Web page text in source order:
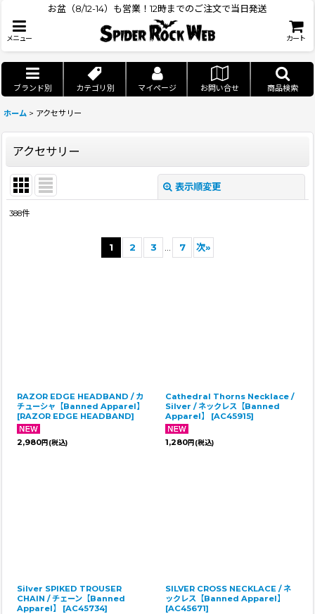
お盆（8/12-14）も営業！12時までのご注文で当日発送
メニュー カート
ブランド別 カテゴリ別 マイページ お問い合せ 商品検索
ホーム > アクセサリー
アクセサリー
表示順変更
388件
1 2 3 7 次»
RAZOR EDGE HEADBAND / カ
チューシャ【Banned Apparel】
[RAZOR EDGE HEADBAND]
2,980円 (税込)
Cathedral Thorns Necklace /
Silver / ネックレス【Banned
Apparel】
[AC45915]
1,280円 (税込)
Silver SPIKED TROUSER
CHAIN / チェーン【Banned
Apparel】
[AC45734]
SILVER CROSS NECKLACE / ネ
ックレス【Banned Apparel】
[AC45671]